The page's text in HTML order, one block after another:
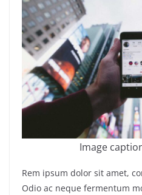
Image
Rem ipsum dolor sit amet,
Odio ac neque fermentum